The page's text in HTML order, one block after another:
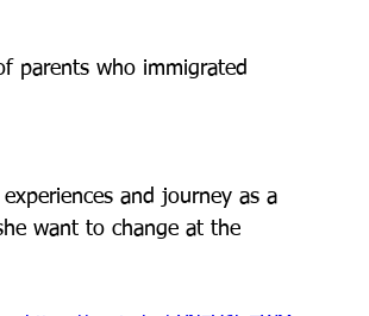
parents who immigrated
and journey as a
want to change at the